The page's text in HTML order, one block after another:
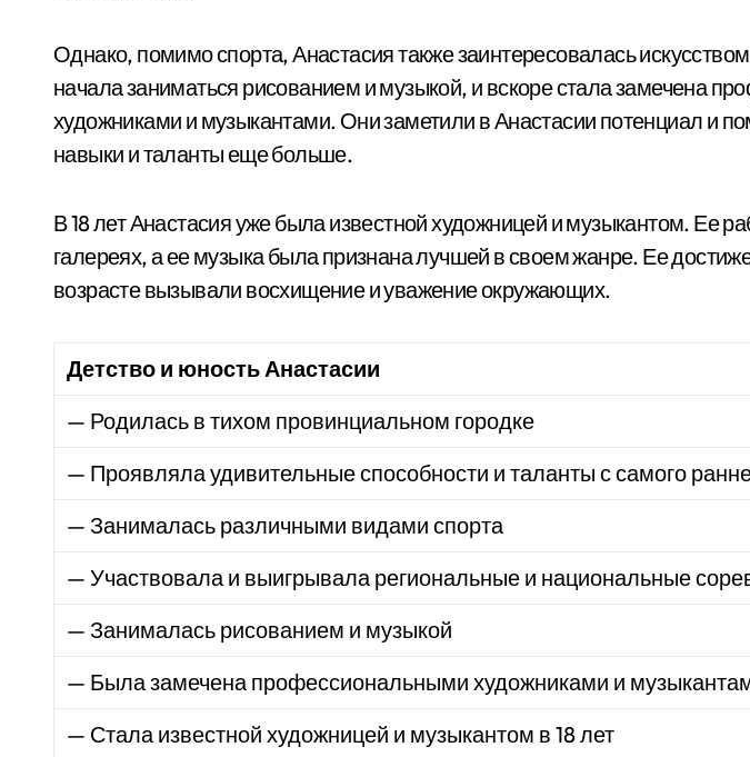
Однако, помимо спорта, Анастасия также заинтересовалась
начала заниматься рисованием и музыкой, и вскоре стала замечена
художниками и музыкантами. Они заметили в Анастасии потенциал и
навыки и таланты еще больше.
В 18 лет Анастасия уже была известной художницей и музыкантом. Ее
галереях, а ее музыка была признана лучшей в своем жанре. Ее
возрасте вызывали восхищение и уважение окружающих.
Детство и юность Анастасии
— Родилась в тихом провинциальном городке
— Проявляла удивительные способности и таланты с самого
— Занималась различными видами спорта
— Участвовала и выигрывала региональные и национальные
— Занималась рисованием и музыкой
— Была замечена профессиональными художниками и
— Стала известной художницей и музыкантом в 18 лет